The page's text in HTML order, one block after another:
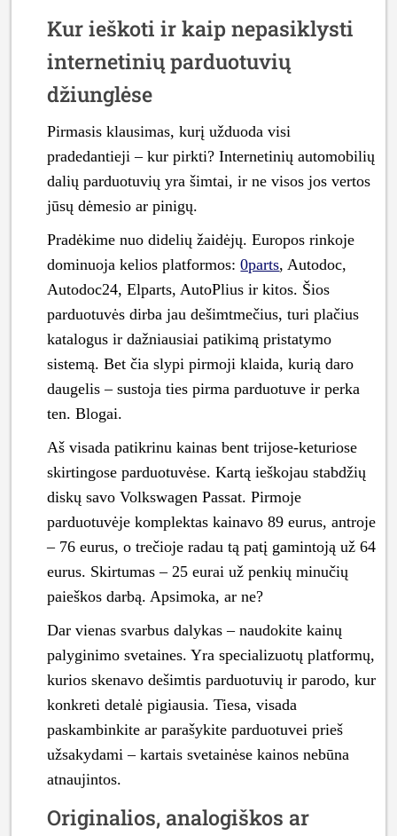
Kur ieškoti ir kaip nepasiklysti
internetinių parduotuvių
džiunglėse
Pirmasis klausimas, kurį užduoda visi
pradedantieji – kur pirkti? Internetinių automobilių
dalių parduotuvių yra šimtai, ir ne visos jos vertos
jūsų dėmesio ar pinigų.
Pradėkime nuo didelių žaidėjų. Europos rinkoje
dominuoja kelios platformos:0parts, Autodoc,
Autodoc24, Elparts, AutoPlius ir kitos. Šios
parduotuvės dirba jau dešimtmečius, turi plačius
katalogus ir dažniausiai patikimą pristatymo
sistemą. Bet čia slypi pirmoji klaida, kurią daro
daugelis – sustoja ties pirma parduotuve ir perka
ten. Blogai.
Aš visada patikrinu kainas bent trijose-keturiose
skirtingose parduotuvėse. Kartą ieškojau stabdžių
diskų savo Volkswagen Passat. Pirmoje
parduotuvėje komplektas kainavo 89 eurus, antroje
– 76 eurus, o trečioje radau tą patį gamintoją už 64
eurus. Skirtumas – 25 eurai už penkių minučių
paieškos darbą. Apsimoka, ar ne?
Dar vienas svarbus dalykas – naudokite kainų
palyginimo svetaines. Yra specializuotų platformų,
kurios skenavo dešimtis parduotuvių ir parodo, kur
konkreti detalė pigiausia. Tiesa, visada
paskambinkite ar parašykite parduotuvei prieš
užsakydami – kartais svetainėse kainos nebūna
atnaujintos.
Originalios, analogiškos ar